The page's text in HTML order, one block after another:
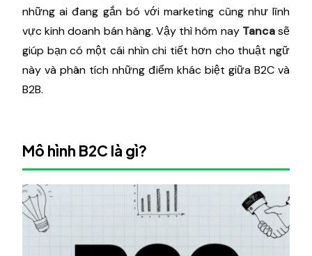
những ai đang gắn bó với marketing cũng như lĩnh
vực kinh doanh bán hàng. Vậy thì hôm nay Tancasẽ
giúp bạn có một cái nhìn chi tiết hơn cho thuật ngữ
này và phân tích những điểm khác biệt giữa B2C và
B2B.
Mô hình B2C là gì?